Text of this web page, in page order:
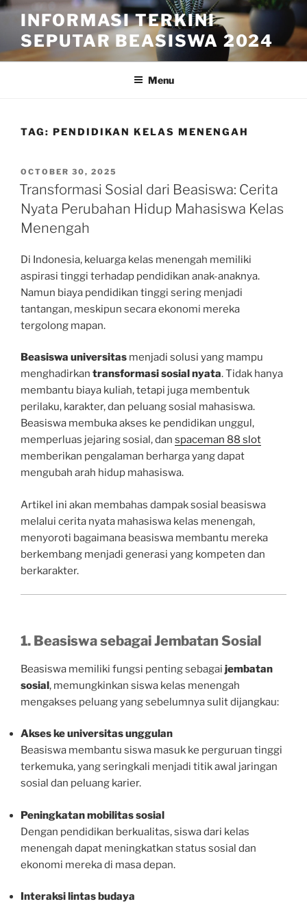
Skip
content
INFORMASI TERKINI
SEPUTAR BEASISWA 2024
Menu
TAG: PENDIDIKAN KELAS MENENGAH
POSTED
ON
OCTOBER 30, 2025
Transformasi Sosial dari Beasiswa: Cerita
Nyata Perubahan Hidup Mahasiswa Kelas
Menengah
Di Indonesia, keluarga kelas menengah memiliki
aspirasi tinggi terhadap pendidikan anak-anaknya.
Namun biaya pendidikan tinggi sering menjadi
tantangan, meskipun secara ekonomi mereka
tergolong mapan.
Beasiswa universitas menjadi solusi yang mampu
menghadirkan transformasi sosial nyata. Tidak hanya
membantu biaya kuliah, tetapi juga membentuk
perilaku, karakter, dan peluang sosial mahasiswa.
Beasiswa membuka akses ke pendidikan unggul,
memperluas jejaring sosial, dan spaceman 88 slot
memberikan pengalaman berharga yang dapat
mengubah arah hidup mahasiswa.
Artikel ini akan membahas dampak sosial beasiswa
melalui cerita nyata mahasiswa kelas menengah,
menyoroti bagaimana beasiswa membantu mereka
berkembang menjadi generasi yang kompeten dan
berkarakter.
1. Beasiswa sebagai Jembatan Sosial
Beasiswa memiliki fungsi penting sebagai jembatan
sosial, memungkinkan siswa kelas menengah
mengakses peluang yang sebelumnya sulit dijangkau:
Akses ke universitas unggulan
Beasiswa membantu siswa masuk ke perguruan tinggi
terkemuka, yang seringkali menjadi titik awal jaringan
sosial dan peluang karier.
Peningkatan mobilitas sosial
Dengan pendidikan berkualitas, siswa dari kelas
menengah dapat meningkatkan status sosial dan
ekonomi mereka di masa depan.
Interaksi lintas budaya